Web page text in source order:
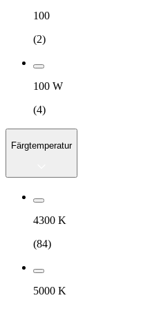
100
(2)
100 W
(4)
Färgtemperatur
4300 K
(84)
5000 K